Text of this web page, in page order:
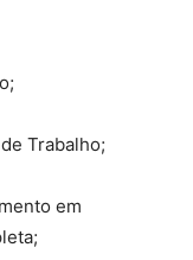
Trabalho;
em